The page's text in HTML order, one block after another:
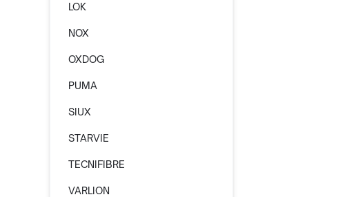
LOK
NOX
OXDOG
PUMA
SIUX
STARVIE
TECNIFIBRE
VARLION